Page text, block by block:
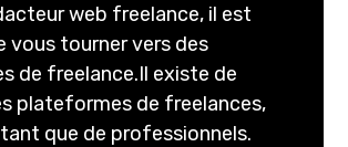
web freelance, il est
vous tourner vers des
de freelance.Il existe de
plateformes de freelances,
que de professionnels.